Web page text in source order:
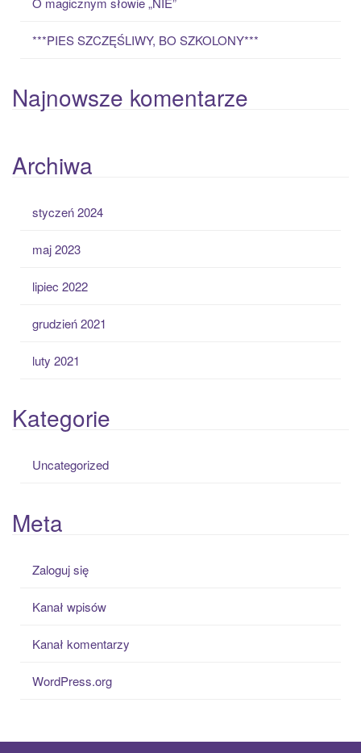
***PIES SZCZĘŚLIWY, BO SZKOLONY***
Najnowsze komentarze
Archiwa
styczeń 2024
maj 2023
lipiec 2022
grudzień 2021
luty 2021
Kategorie
Uncategorized
Meta
Zaloguj się
Kanał wpisów
Kanał komentarzy
WordPress.org